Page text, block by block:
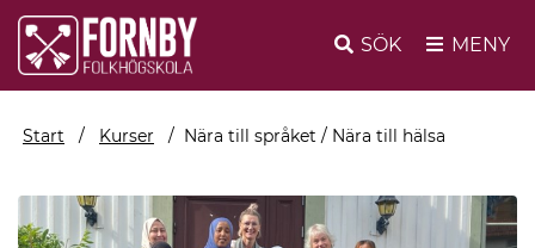
SÖK MENY
Start Kurser Nära till språket / Nära till hälsa